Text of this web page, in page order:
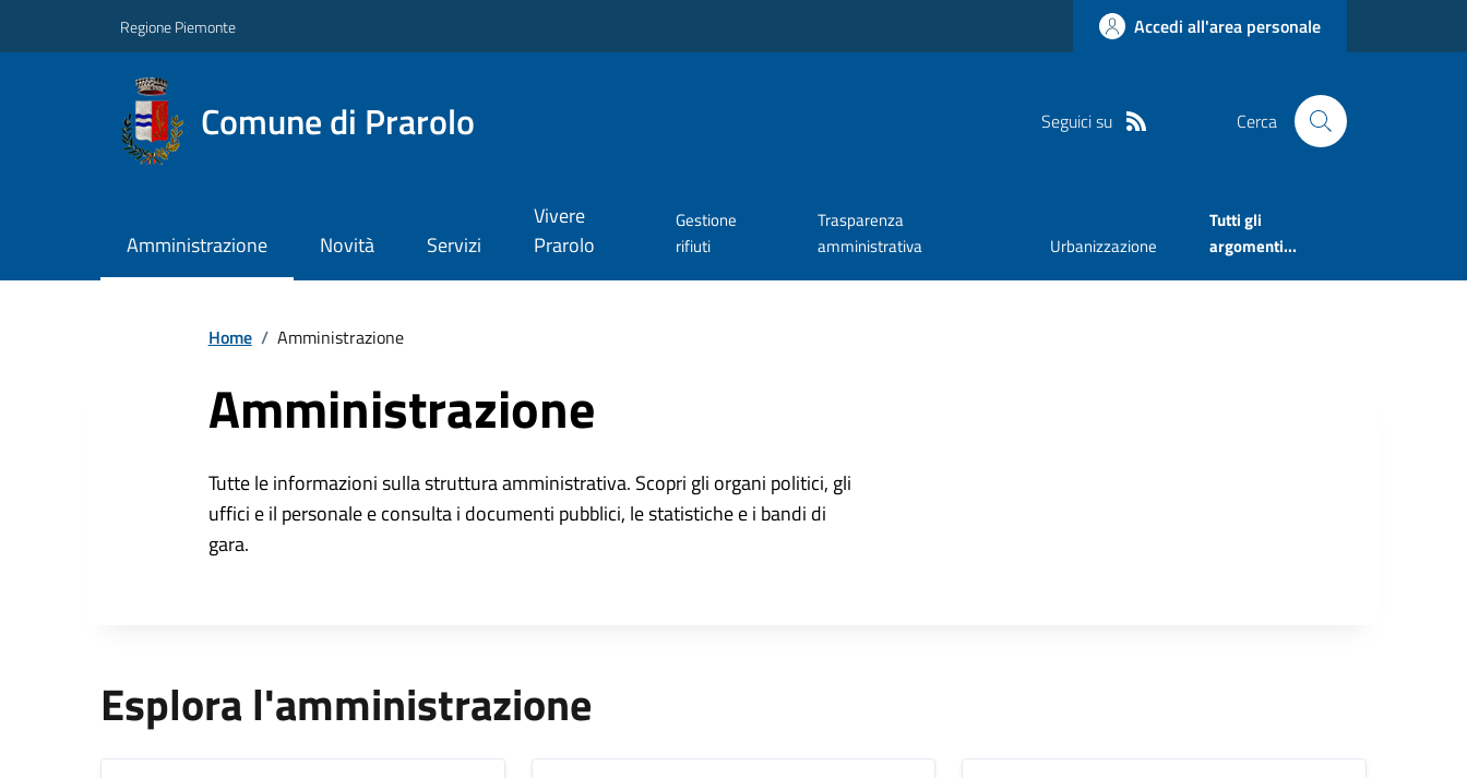
Regione Piemonte Accedi all'area personale
Comune di Prarolo Seguici su Cerca
Amministrazione Novità Servizi
Vivere
Prarolo
Gestione
rifiuti
Trasparenza
amministrativa
Urbanizzazione
Tutti gli
argomenti...
Home / Amministrazione
Amministrazione
Tutte le informazioni sulla struttura amministrativa. Scopri gli organi politici, gli
uffici e il personale e consulta i documenti pubblici, le statistiche e i bandi di
gara.
Esplora l'amministrazione